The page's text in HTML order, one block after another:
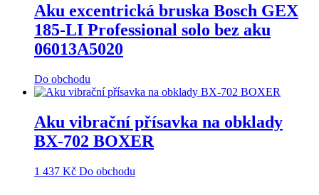
Aku excentrická bruska Bosch GEX
185-LI Professional solo bez aku
06013A5020
Do obchodu
Aku vibrační přísavka na obklady
BX-702 BOXER
1 437 Kč Do obchodu